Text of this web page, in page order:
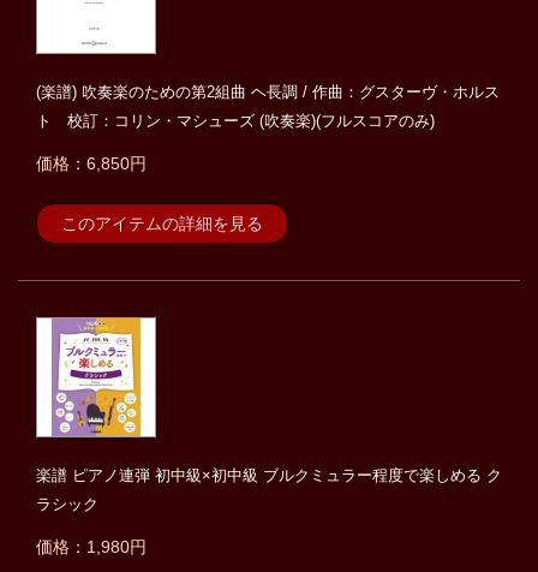
(楽譜) 吹奏楽のための第2組曲 ヘ長調 / 作曲：グスターヴ・ホルス
ト 校訂：コリン・マシューズ (吹奏楽)(フルスコアのみ)
価格：6,850円
このアイテムの詳細を見る
楽譜 ピアノ連弾 初中級×初中級 ブルクミュラー程度で楽しめる ク
ラシック
価格：1,980円